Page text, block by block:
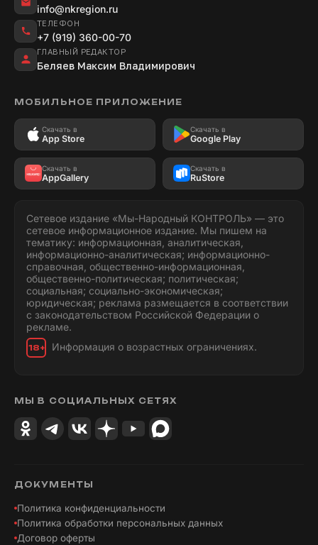
info@nkregion.ru
ТЕЛЕФОН
+7 (919) 360-00-70
ГЛАВНЫЙ РЕДАКТОР
Беляев Максим Владимирович
МОБИЛЬНОЕ ПРИЛОЖЕНИЕ
Скачать в
App Store
Скачать в
Google Play
Скачать в
AppGallery
Скачать в
RuStore
Сетевое издание «Мы-Народный КОНТРОЛЬ» — это
сетевое информационное издание. Мы пишем на
тематику: информационная, аналитическая,
информационно-аналитическая; информационно-
справочная, общественно-информационная,
общественно-политическая; политическая;
социальная; социально-экономическая;
юридическая; реклама размещается в соответствии
с законодательством Российской Федерации о
рекламе.
18+ Информация о возрастных ограничениях.
МЫ В СОЦИАЛЬНЫХ СЕТЯХ
ДОКУМЕНТЫ
Политика конфиденциальности
Политика обработки персональных данных
Договор оферты